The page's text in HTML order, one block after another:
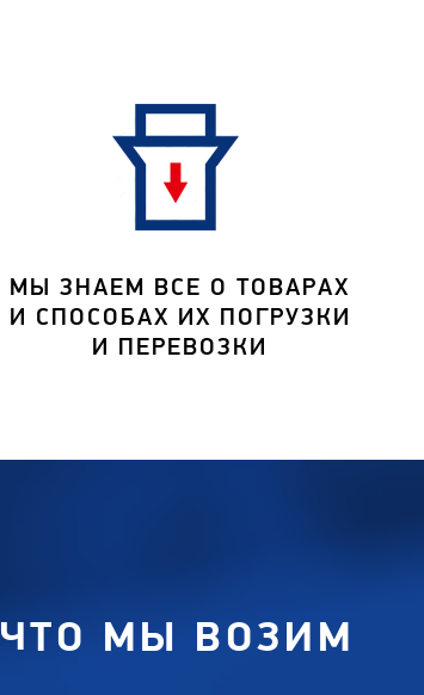
МЫ ЗНАЕМ ВСЕ О ТОВАРАХ
И СПОСОБАХ ИХ ПОГРУЗКИ
И ПЕРЕВОЗКИ
ЧТО МЫ ВОЗИМ